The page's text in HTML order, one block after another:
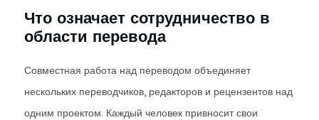
Что означает сотрудничество в
области перевода
Совместная работа над переводом объединяет
нескольких переводчиков, редакторов и рецензентов над
одним проектом. Каждый человек привносит свои